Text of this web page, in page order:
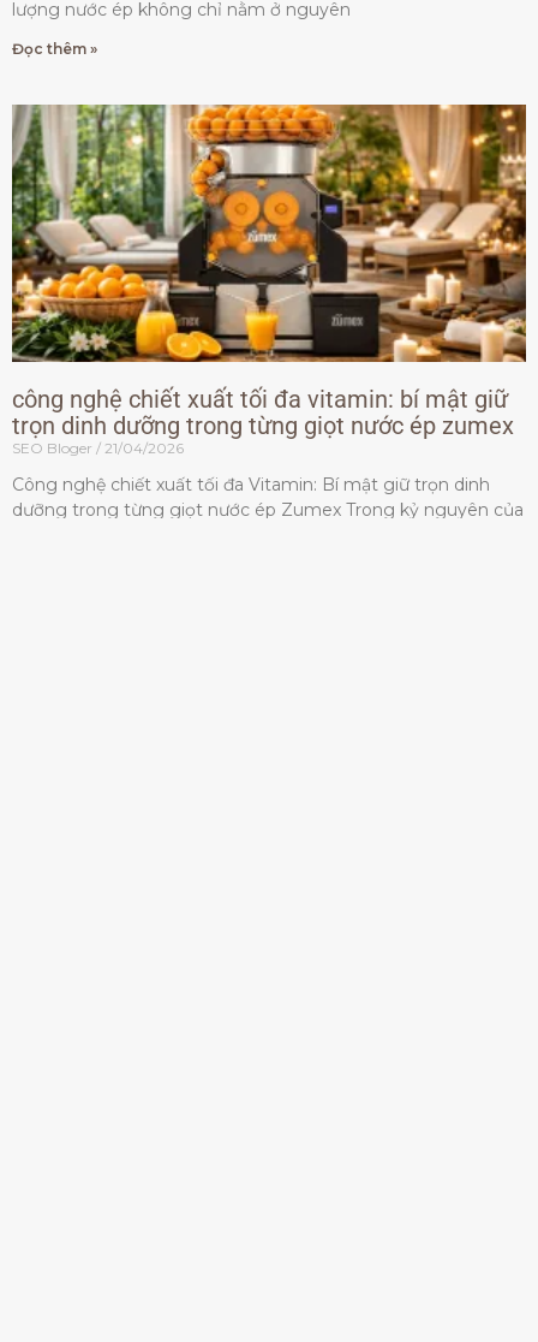
lượng nước ép không chỉ nằm ở nguyên
Đọc thêm »
công nghệ chiết xuất tối đa vitamin: bí mật giữ
trọn dinh dưỡng trong từng giọt nước ép zumex
SEO Bloger 21/04/2026
Công nghệ chiết xuất tối đa Vitamin: Bí mật giữ trọn dinh
dưỡng trong từng giọt nước ép Zumex Trong kỷ nguyên của